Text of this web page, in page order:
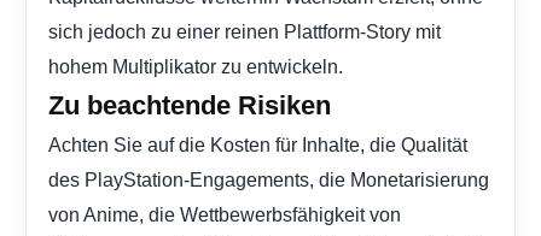
sich jedoch zu einer reinen Plattform-Story mit
hohem Multiplikator zu entwickeln.
Zu beachtende Risiken
Achten Sie auf die Kosten für Inhalte, die Qualität
des PlayStation-Engagements, die Monetarisierung
von Anime, die Wettbewerbsfähigkeit von